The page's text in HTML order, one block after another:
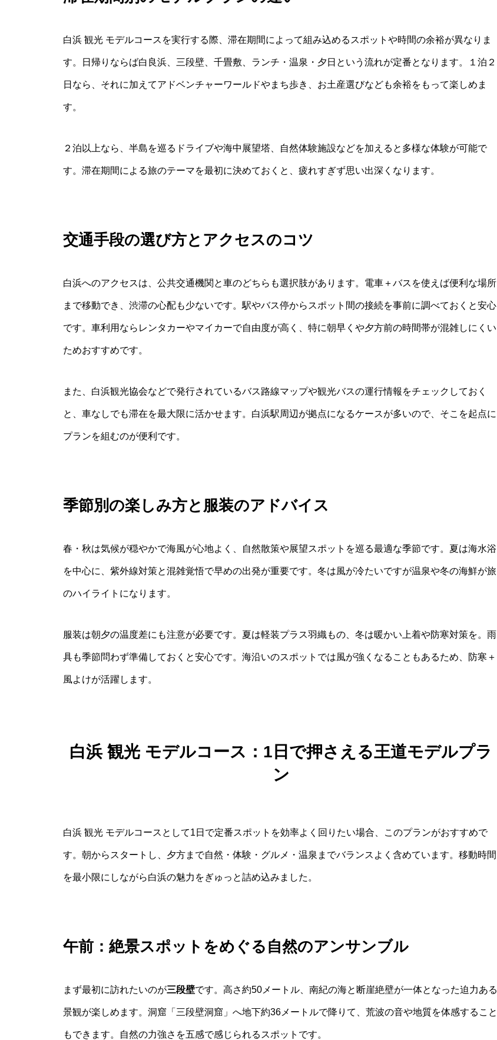
白浜 観光 モデルコースを実行する際、滞在期間によって組み込めるスポットや時間の余裕が異なりま
す。日帰りならば白良浜、三段壁、千畳敷、ランチ・温泉・夕日という流れが定番となります。１泊２
日なら、それに加えてアドベンチャーワールドやまち歩き、お土産選びなども余裕をもって楽しめま
す。
２泊以上なら、半島を巡るドライブや海中展望塔、自然体験施設などを加えると多様な体験が可能で
す。滞在期間による旅のテーマを最初に決めておくと、疲れすぎず思い出深くなります。
交通手段の選び方とアクセスのコツ
白浜へのアクセスは、公共交通機関と車のどちらも選択肢があります。電車＋バスを使えば便利な場所
まで移動でき、渋滞の心配も少ないです。駅やバス停からスポット間の接続を事前に調べておくと安心
です。車利用ならレンタカーやマイカーで自由度が高く、特に朝早くや夕方前の時間帯が混雑しにくい
ためおすすめです。
また、白浜観光協会などで発行されているバス路線マップや観光バスの運行情報をチェックしておく
と、車なしでも滞在を最大限に活かせます。白浜駅周辺が拠点になるケースが多いので、そこを起点に
プランを組むのが便利です。
季節別の楽しみ方と服装のアドバイス
春・秋は気候が穏やかで海風が心地よく、自然散策や展望スポットを巡る最適な季節です。夏は海水浴
を中心に、紫外線対策と混雑覚悟で早めの出発が重要です。冬は風が冷たいですが温泉や冬の海鮮が旅
のハイライトになります。
服装は朝夕の温度差にも注意が必要です。夏は軽装プラス羽織もの、冬は暖かい上着や防寒対策を。雨
具も季節問わず準備しておくと安心です。海沿いのスポットでは風が強くなることもあるため、防寒＋
風よけが活躍します。
白浜 観光 モデルコース：1日で押さえる王道モデルプラ
ン
白浜 観光 モデルコースとして1日で定番スポットを効率よく回りたい場合、このプランがおすすめで
す。朝からスタートし、夕方まで自然・体験・グルメ・温泉までバランスよく含めています。移動時間
を最小限にしながら白浜の魅力をぎゅっと詰め込みました。
午前：絶景スポットをめぐる自然のアンサンブル
まず最初に訪れたいのが三段壁です。高さ約50メートル、南紀の海と断崖絶壁が一体となった迫力ある
景観が楽しめます。洞窟「三段壁洞窟」へ地下約36メートルで降りて、荒波の音や地質を体感すること
もできます。自然の力強さを五感で感じられるスポットです。